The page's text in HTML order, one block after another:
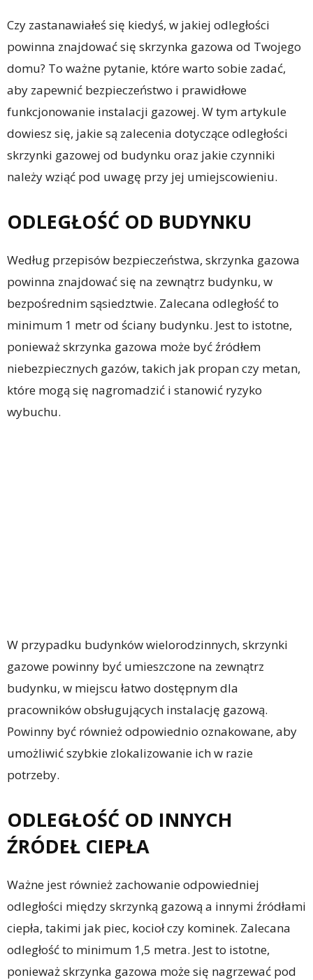
Czy zastanawiałeś się kiedyś, w jakiej odległości
powinna znajdować się skrzynka gazowa od Twojego
domu? To ważne pytanie, które warto sobie zadać,
aby zapewnić bezpieczeństwo i prawidłowe
funkcjonowanie instalacji gazowej. W tym artykule
dowiesz się, jakie są zalecenia dotyczące odległości
skrzynki gazowej od budynku oraz jakie czynniki
należy wziąć pod uwagę przy jej umiejscowieniu.
ODLEGŁOŚĆ OD BUDYNKU
Według przepisów bezpieczeństwa, skrzynka gazowa
powinna znajdować się na zewnątrz budynku, w
bezpośrednim sąsiedztwie. Zalecana odległość to
minimum 1 metr od ściany budynku. Jest to istotne,
ponieważ skrzynka gazowa może być źródłem
niebezpiecznych gazów, takich jak propan czy metan,
które mogą się nagromadzić i stanowić ryzyko
wybuchu.
W przypadku budynków wielorodzinnych, skrzynki
gazowe powinny być umieszczone na zewnątrz
budynku, w miejscu łatwo dostępnym dla
pracowników obsługujących instalację gazową.
Powinny być również odpowiednio oznakowane, aby
umożliwić szybkie zlokalizowanie ich w razie
potrzeby.
ODLEGŁOŚĆ OD INNYCH
ŹRÓDEŁ CIEPŁA
Ważne jest również zachowanie odpowiedniej
odległości między skrzynką gazową a innymi źródłami
ciepła, takimi jak piec, kocioł czy kominek. Zalecana
odległość to minimum 1,5 metra. Jest to istotne,
ponieważ skrzynka gazowa może się nagrzewać pod